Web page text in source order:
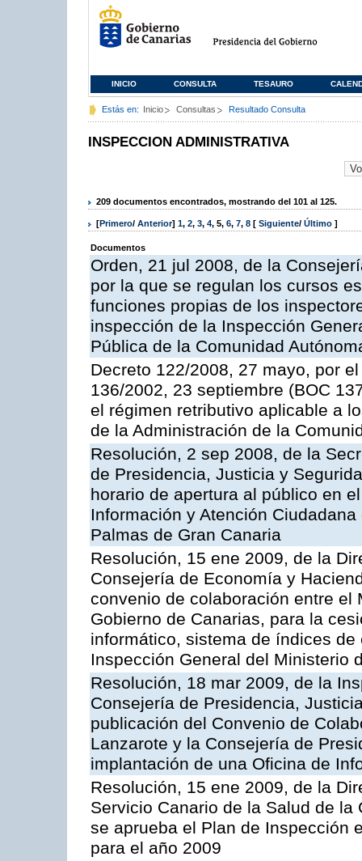
INICIO CONSULTA TESAURO
Estás en: Inicio Consultas Resultado Consulta
INSPECCION ADMINISTRATIVA
209 documentos encontrados, mostrando del 101 al 125.
[Primero/ Anterior] 1, 2, 3, 4, 5, 6, 7, 8 [ Siguiente/ Último ]
Documentos
Orden, 21 jul 2008, de la
por la que se regulan los cursos
funciones propias de los
inspección de la Inspección
Pública de la Comunidad
Decreto 122/2008, 27 mayo, por
136/2002, 23 septiembre (BOC
el régimen retributivo aplicable a
de la Administración de la
Resolución, 2 sep 2008, de la
de Presidencia, Justicia y
horario de apertura al público en
Información y Atención
Palmas de Gran Canaria
Resolución, 15 ene 2009, de la
Consejería de Economía y
convenio de colaboración entre
Gobierno de Canarias, para la
informático, sistema de índices
Inspección General del Ministerio
Resolución, 18 mar 2009, de la
Consejería de Presidencia,
publicación del Convenio de
Lanzarote y la Consejería de
implantación de una Oficina de
Resolución, 15 ene 2009, de la
Servicio Canario de la Salud de
se aprueba el Plan de Inspección
para el año 2009